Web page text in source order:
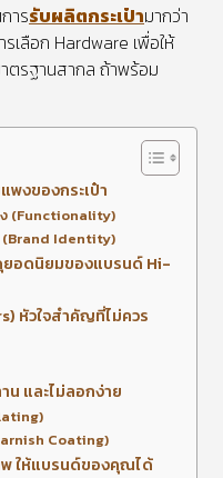
ารรับผลิตกระเป๋ามากว่า
เลือก Hardware เพื่อให้
ตรฐานสากล ถ้าพร้อม
พงของกระเป๋า
ง (Functionality)
Identity)
ยอดนิยมของแบรนด์ Hi-
หัวใจสำคัญที่ไม่ควร
น และไม่ลอกง่าย
Coating)
ให้แบรนด์ของคุณได้